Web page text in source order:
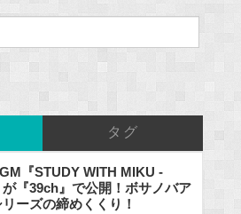
タグ
『STUDY WITH MIKU -
『39ch』で公開！ボサノバア
ーズの締めくくり！